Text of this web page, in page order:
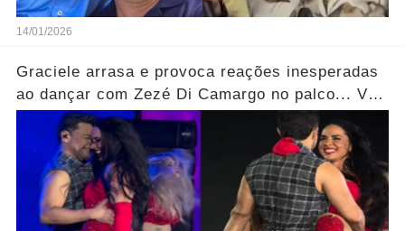
14/01/2026
Graciele arrasa e provoca reações inesperadas
ao dançar com Zezé Di Camargo no palco... Ver